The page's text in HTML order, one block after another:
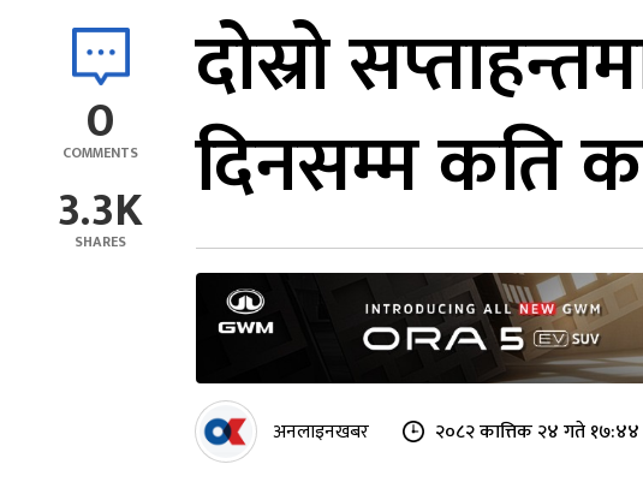
0
COMMENTS
3.3K
SHARES
दोस्रो
दिनसम्म कति
अनलाइनखबर २०८२ कात्तिक २४ गते १७:४४